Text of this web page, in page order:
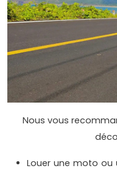
Nous vous
Louer une moto ou